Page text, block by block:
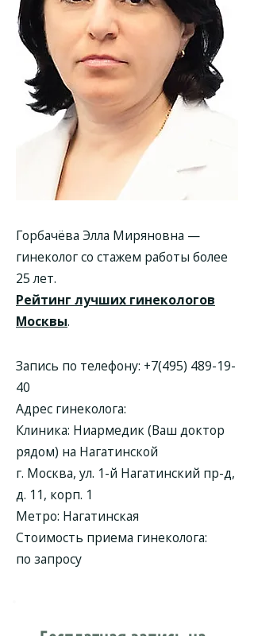
Горбачёва Элла Миряновна —
гинеколог со стажем работы более
25 лет.
Рейтинг лучших гинекологов
Москвы.
Запись по телефону: +7(495) 489-19-
40
Адрес гинеколога:
Клиника: Ниармедик (Ваш доктор
рядом) на Нагатинской
г. Москва, ул. 1-й Нагатинский пр-д,
д. 11, корп. 1
Метро: Нагатинская
Стоимость приема гинеколога:
по запросу